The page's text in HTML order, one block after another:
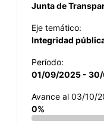
Junta de
Eje temático:
Integridad
Período:
01/09/2025 -
Avance al 03/10/
0%